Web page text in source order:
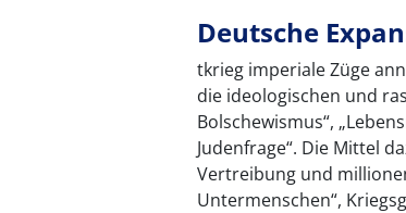
Deutsche
tkrieg imperiale Züge
die ideologischen und
Bolschewismus“,
Judenfrage“. Die Mittel
Vertreibung und
Untermenschen“,